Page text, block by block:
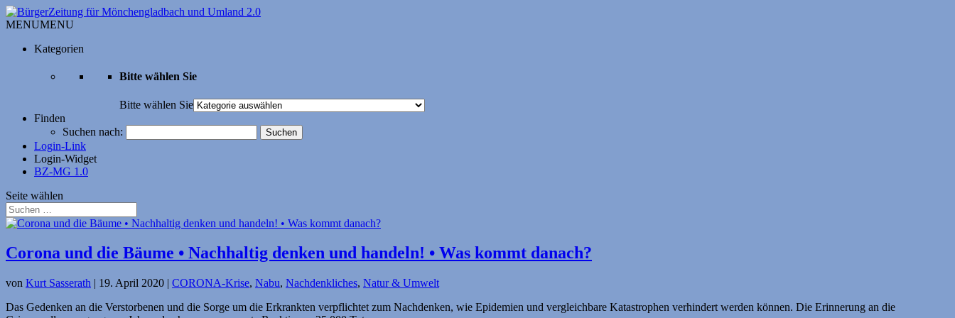
MENUMENU
Kategorien
Bitte wählen Sie
Bitte wählen Sie
Finden
Suchen nach:
Login-Link
Login-Widget
BZ-MG 1.0
Seite wählen
Corona und die Bäume • Nachhaltig denken und handeln! • Was kommt danach?
von Kurt Sasserath | 19. April 2020 | CORONA-Krise, Nabu, Nachdenkliches, Natur & Umwelt
Das Gedenken an die Verstorbenen und die Sorge um die Erkrankten verpflichtet zum Nachdenken, wie Epidemien und vergleichbare Katastrophen verhindert werden können. Die Erinnerung an die